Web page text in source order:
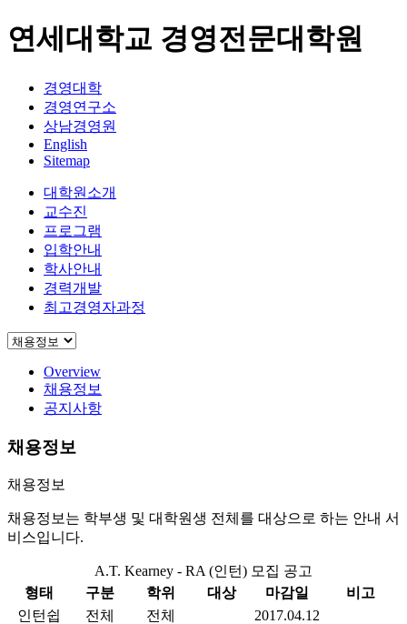
연세대학교 경영전문대학원
경영대학
경영연구소
상남경영원
English
Sitemap
대학원소개
교수진
프로그램
입학안내
학사안내
경력개발
최고경영자과정
Overview
채용정보
공지사항
채용정보
채용정보
채용정보는 학부생 및 대학원생 전체를 대상으로 하는 안내 서
비스입니다.
A.T. Kearney - RA (인턴) 모집 공고
형태
구분 학위 대상 마감일
비고
인턴쉽
전체 전체 2017.04.12